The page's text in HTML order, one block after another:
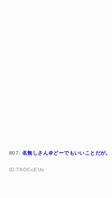
807: 名無しさん＠どーでもいいことだが。
ID:TKOCcEUo